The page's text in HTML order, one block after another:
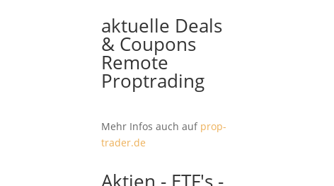
aktuelle Deals
& Coupons
Remote
Proptrading
Mehr Infos auch auf prop-
trader.de